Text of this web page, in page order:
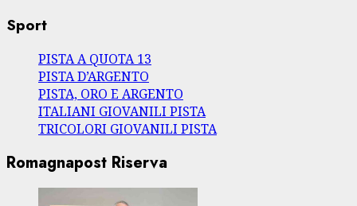
Sport
PISTA A QUOTA 13
PISTA D’ARGENTO
PISTA, ORO E ARGENTO
ITALIANI GIOVANILI PISTA
TRICOLORI GIOVANILI PISTA
Romagnapost Riserva